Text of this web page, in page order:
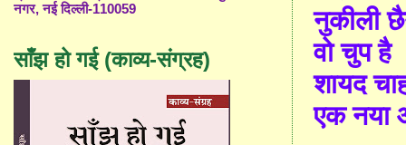
नुकीली
वो चुप है
शायद
एक नया
नगर, नई दिल्ली-110059
साँझ हो गई (काव्य-संग्रह)